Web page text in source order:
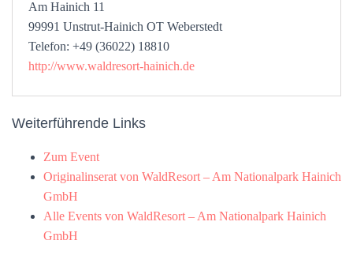
Am Hainich 11
99991 Unstrut-Hainich OT Weberstedt
Telefon: +49 (36022) 18810
http://www.waldresort-hainich.de
Weiterführende Links
Zum Event
Originalinserat von WaldResort – Am Nationalpark Hainich
GmbH
Alle Events von WaldResort – Am Nationalpark Hainich
GmbH